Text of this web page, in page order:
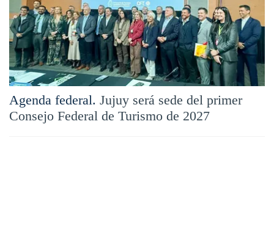
Agenda federal. Jujuy será sede del primer
Consejo Federal de Turismo de 2027